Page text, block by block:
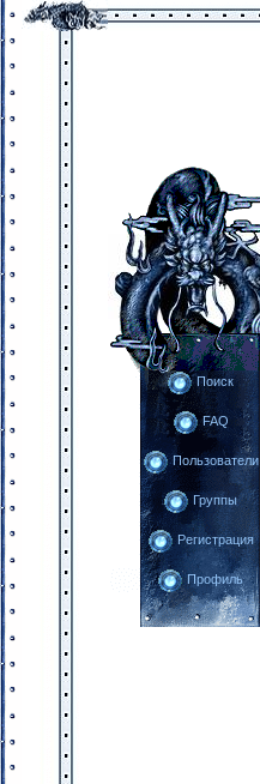
Поиск
FAQ
Пользователи
Группы
Регистрация
Профиль